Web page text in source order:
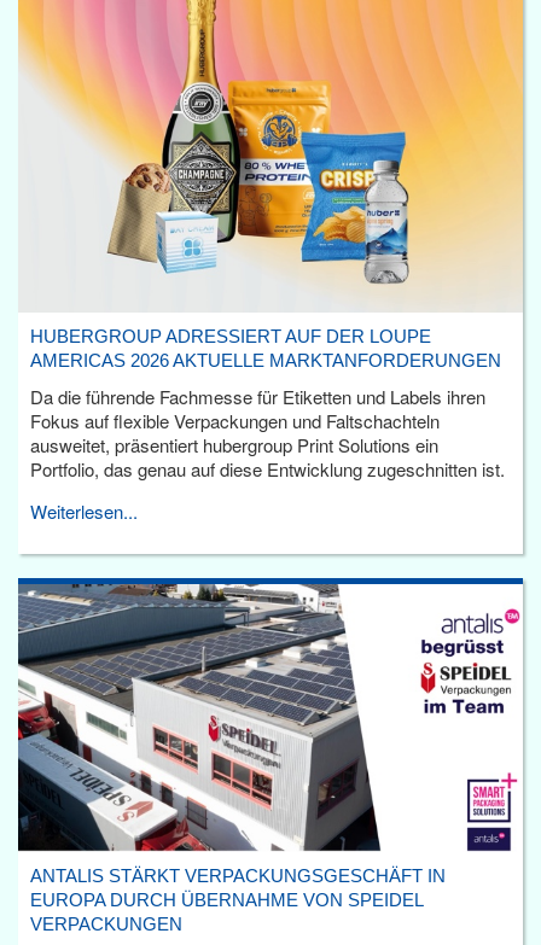
HUBERGROUP ADRESSIERT AUF DER LOUPE
AMERICAS 2026 AKTUELLE MARKTANFORDERUNGEN
Da die führende Fachmesse für Etiketten und Labels ihren
Fokus auf flexible Verpackungen und Faltschachteln
ausweitet, präsentiert hubergroup Print Solutions ein
Portfolio, das genau auf diese Entwicklung zugeschnitten ist.
Weiterlesen...
ANTALIS STÄRKT VERPACKUNGSGESCHÄFT IN
EUROPA DURCH ÜBERNAHME VON SPEIDEL
VERPACKUNGEN